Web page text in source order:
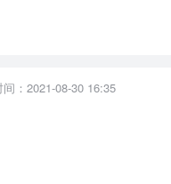
：2021-08-30 16:35